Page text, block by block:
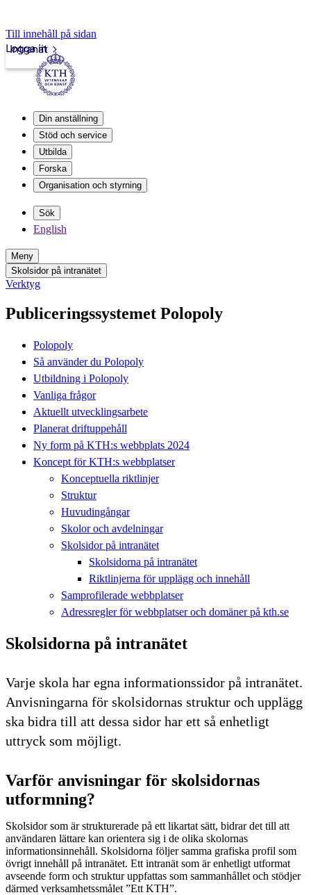
Till innehåll på sidan
Intranät
Logga in
Din anställning
Stöd och service
Utbilda
Forska
Organisation och styrning
Sök
English
Meny
Skolsidor på intranätet
Verktyg
Publiceringssystemet Polopoly
Polopoly
Så använder du Polopoly
Utbildning i Polopoly
Vanliga frågor
Aktuellt utvecklingsarbete
Planerat driftuppehåll
Ny form på KTH:s webbplats 2024
Koncept för KTH:s webbplatser
Konceptuella riktlinjer
Struktur
Huvudingångar
Skolor och avdelningar
Skolsidor på intranätet
Skolsidorna på intranätet
Riktlinjerna för upplägg och innehåll
Samprofilerade webbplatser
Adressregler för webbplatser och domäner på kth.se
Skolsidorna på intranätet
Varje skola har egna informationssidor på intranätet.
Anvisningarna för skolsidornas struktur och upplägg
ska bidra till att dessa sidor har ett så enhetligt
uttryck som möjligt.
Varför anvisningar för skolsidornas
utformning?
Skolsidor som är strukturerade på ett likartat sätt, bidrar det till att
användaren lättare kan orientera sig i de olika skolornas
informationsinnehåll. Skolsidorna följer samma grafiska profil som
övrigt innehåll på intranätet. Ett intranät som är enhetligt utformat
avseende form och struktur uppfattas som sammanhållet och stödjer
därmed verksamhetssmålet ”Ett KTH”.